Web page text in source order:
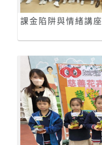
課金陷阱與情緒講座